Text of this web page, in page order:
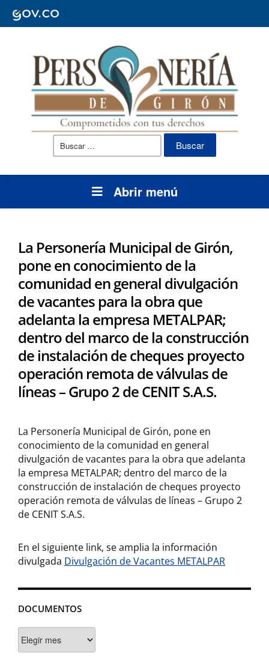
Buscar:
Abrir menú
DOCUMENTOS
La Personería Municipal de Girón,
pone en conocimiento de la
comunidad en general divulgación
de vacantes para la obra que
adelanta la empresa METALPAR;
dentro del marco de la construcción
de instalación de cheques proyecto
operación remota de válvulas de
líneas – Grupo 2 de CENIT S.A.S.
La Personería Municipal de Girón, pone en
conocimiento de la comunidad en general
divulgación de vacantes para la obra que adelanta
la empresa METALPAR; dentro del marco de la
construcción de instalación de cheques proyecto
operación remota de válvulas de líneas – Grupo 2
de CENIT S.A.S.
En el siguiente link, se amplia la información
divulgada Divulgación de Vacantes METALPAR